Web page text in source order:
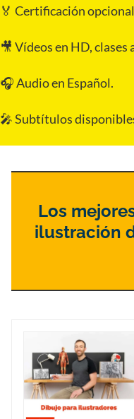
🏅 Certificación
🎥 Vídeos en HD, clases
🎧 Audio en Español.
🎤 Subtítulos
Los
ilustración